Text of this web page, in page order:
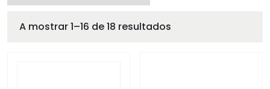
A mostrar 1–16 de 18 resultados